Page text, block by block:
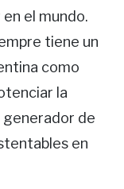
el mundo.
tiene un
como
la
de
en